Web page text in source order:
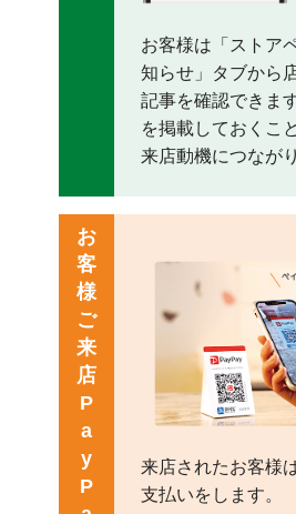
お客様は「ストア
知らせ」タブから
記事を確認できま
を掲載しておくこ
来店動機につなが
お
客
様
ご
来
店
P
a
y
P
来店されたお客様
支払いをします。